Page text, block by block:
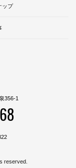
ップ
356-1
reserved.